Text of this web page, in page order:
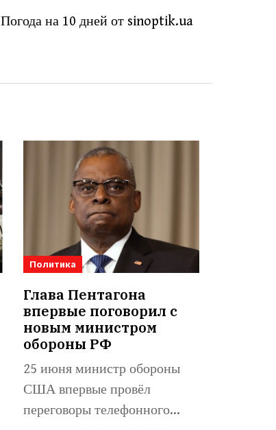
Погода на 10 дней от sinoptik.ua
Политика
Глава Пентагона
впервые поговорил с
новым министром
обороны РФ
25 июня министр обороны
США впервые провёл
переговоры телефонного